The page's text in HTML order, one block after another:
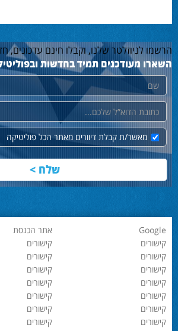
הרשמו לניוזלטר שלנו, וקבלו חינם עדכונים,
השארו מעודכנים תמיד בחדשות
שם
דוא"ל
מאשר/ת קבלת דיוורים מאתר הכל פוליטיקה
Google אתר הכנסת
קישורים קישורים
קישורים קישורים
קישורים קישורים
קישורים קישורים
קישורים קישורים
קישורים קישורים
קישורים קישורים